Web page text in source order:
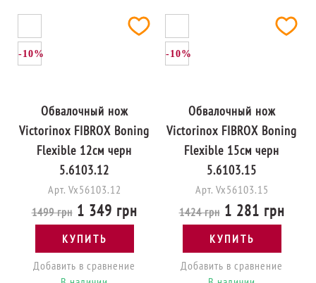
-10%
Обвалочный нож
Victorinox FIBROX Boning
Flexible 12см черн
5.6103.12
Арт. Vx56103.12
1499 грн1 349 грн
КУПИТЬ
Добавить в сравнение
-10%
Обвалочный нож
Victorinox FIBROX Boning
Flexible 15см черн
5.6103.15
Арт. Vx56103.15
1424 грн1 281 грн
КУПИТЬ
Добавить в сравнение